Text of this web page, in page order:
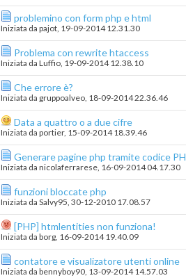
problemino con form php e html
Iniziata da pajot‎, 19-09-2014 12.31.30
Problema con rewrite htaccess
Iniziata da Luffio‎, 19-09-2014 12.38.10
Che errore è?
Iniziata da gruppoalveo‎, 18-09-2014 22.36.46
Data a quattro o a due cifre
Iniziata da portier‎, 15-09-2014 18.39.46
Generare pagine php tramite codice
Iniziata da nicolaferrarese‎, 16-09-2014 04.17.30
funzioni bloccate php
Iniziata da Salvy95‎, 30-12-2010 17.08.57
[PHP] htmlentities non funziona!
Iniziata da borg‎, 16-09-2014 19.40.09
contatore e visualizatore utenti online
Iniziata da bennyboy90‎, 13-09-2014 14.57.03